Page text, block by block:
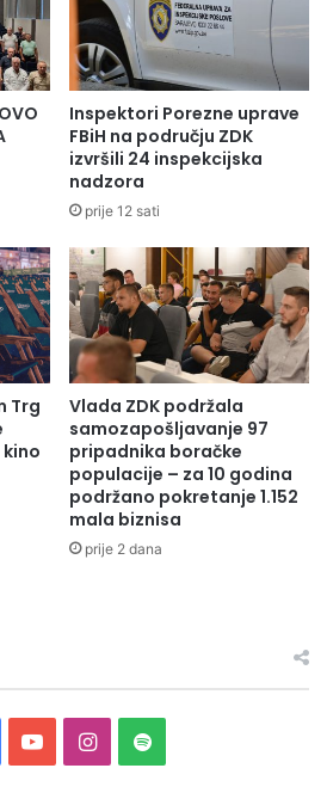
Inspektori Porezne uprave
FBiH na području ZDK
izvršili 24 inspekcijska
nadzora
prije 12 sati
Trg
Vlada ZDK podržala
samozapošljavanje 97
pripadnika boračke
populacije – za 10 godina
podržano pokretanje 1.152
mala biznisa
prije 2 dana
YouTubeInstagram
Spotify